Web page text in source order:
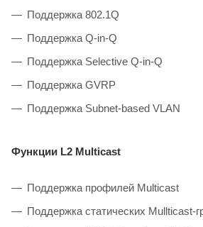
Поддержка 802.1Q
Поддержка Q-in-Q
Поддержка Selective Q-in-Q
Поддержка GVRP
Поддержка Subnet-based VLAN
Функции L2 Multicast
Поддержка профилей Multicast
Поддержка статических Mullticast-